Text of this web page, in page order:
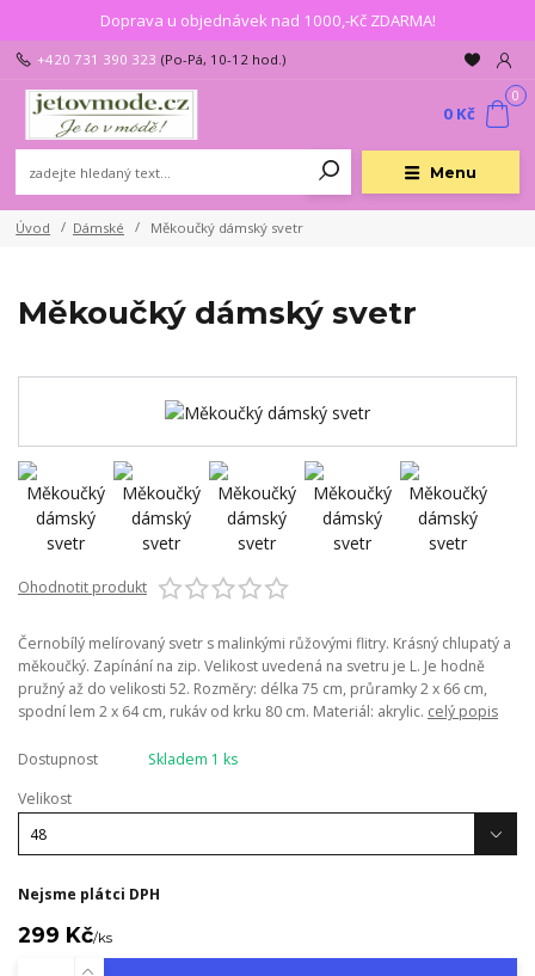
Doprava u objednávek nad 1000,-Kč ZDARMA!
Menu
+420 731 390 323 (Po-Pá, 10-12 hod.)
0
0 Kč
Úvod Dámské Měkoučký dámský svetr
Měkoučký dámský svetr
Ohodnotit produkt
Černobílý melírovaný svetr s malinkými růžovými flitry. Krásný chlupatý a
měkoučký. Zapínání na zip. Velikost uvedená na svetru je L. Je hodně
pružný až do velikosti 52. Rozměry: délka 75 cm, průramky 2 x 66 cm,
spodní lem 2 x 64 cm, rukáv od krku 80 cm. Materiál: akrylic. celý popis
Dostupnost
Skladem 1 ks
Velikost
Nejsme plátci DPH
299 Kč/ks